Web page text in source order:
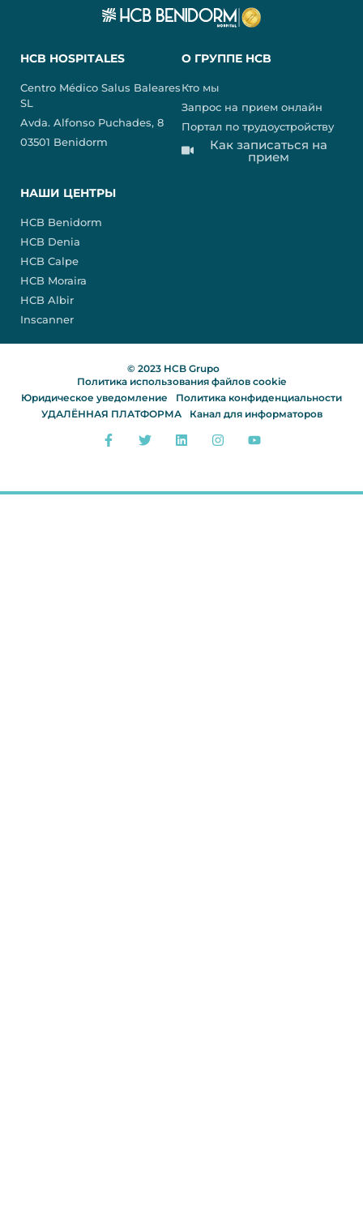
HCB HOSPITALES
Centro Médico Salus Baleares
SL
Avda. Alfonso Puchades, 8
03501 Benidorm
О ГРУППЕ HCB
Кто мы
Запрос на прием онлайн
Портал по трудоустройству
Как записаться на
прием
НАШИ ЦЕНТРЫ
HCB Benidorm
HCB Denia
HCB Calpe
HCB Moraira
HCB Albir
Inscanner
© 2023 HCB Grupo
Политика использования файлов cookie
Юридическое уведомление
Политика конфиденциальности
УДАЛЁННАЯ ПЛАТФОРМА
Канал для информаторов